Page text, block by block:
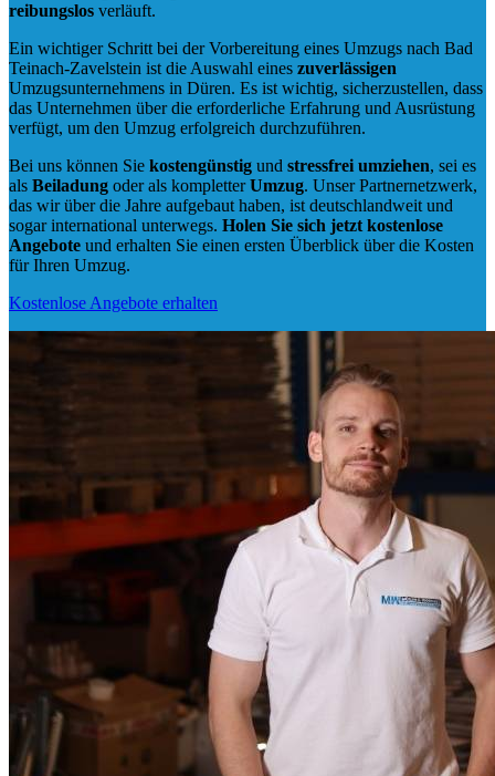
reibungslos verläuft.
Ein wichtiger Schritt bei der Vorbereitung eines Umzugs nach Bad
Teinach-Zavelstein ist die Auswahl eines zuverlässigen
Umzugsunternehmens in Düren. Es ist wichtig, sicherzustellen, dass
das Unternehmen über die erforderliche Erfahrung und Ausrüstung
verfügt, um den Umzug erfolgreich durchzuführen.
Bei uns können Sie kostengünstig und stressfrei umziehen, sei es
als Beiladung oder als kompletterUmzug. Unser Partnernetzwerk,
das wir über die Jahre aufgebaut haben, ist deutschlandweit und
sogar international unterwegs. Holen Sie sich jetzt kostenlose
Angebote und erhalten Sie einen ersten Überblick über die Kosten
für Ihren Umzug.
Kostenlose Angebote erhalten